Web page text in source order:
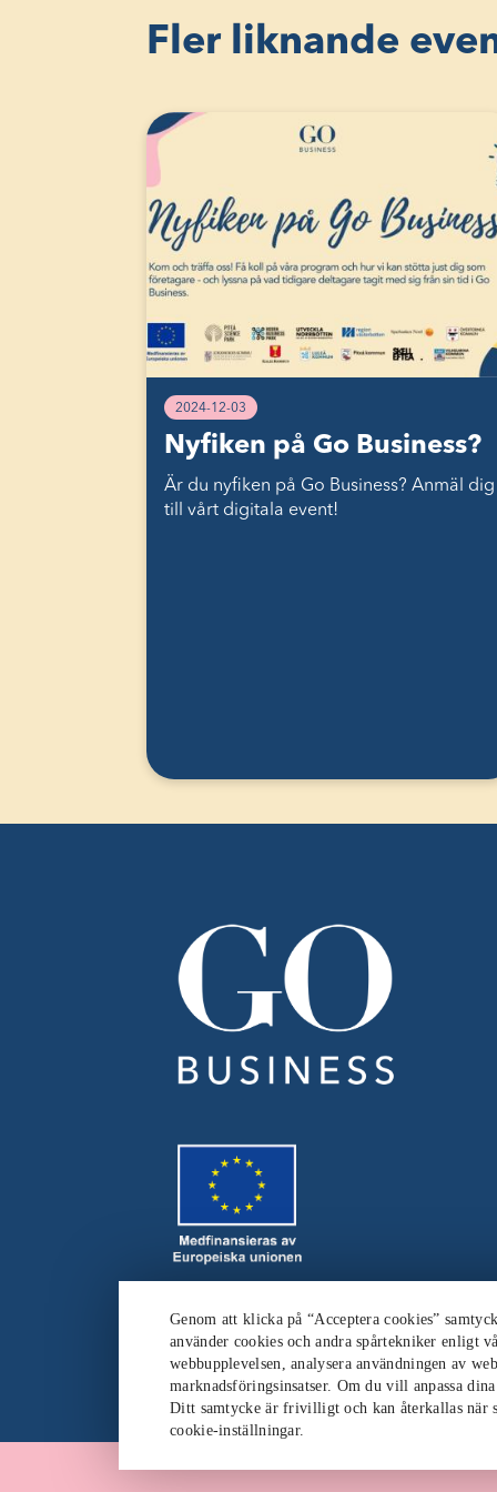
Fler liknande
2024-12-03
Nyfiken på Go Business?
Är du nyfiken på Go Business? Anmäl dig
till vårt digitala event!
Genom att klicka på “Acceptera cookies”
använder cookies och andra spårtekniker enligt
webbupplevelsen, analysera användningen av
marknadsföringsinsatser. Om du vill anpassa
Ditt samtycke är frivilligt och kan återkallas när
cookie-inställningar.